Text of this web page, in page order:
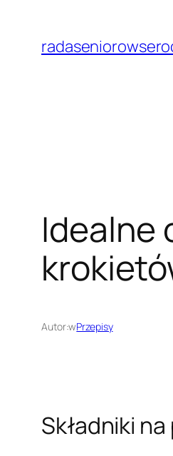
treści
Idealne
Autor:wPrzepisy
Składniki